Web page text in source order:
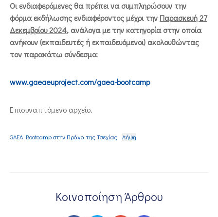
Οι ενδιαφερόμενες θα πρέπει να συμπληρώσουν την
φόρμα εκδήλωσης ενδιαφέροντος μέχρι την Παρασκευή 27
Δεκεμβρίου 2024, ανάλογα με την κατηγορία στην οποία
ανήκουν (εκπαιδευτές ή εκπαιδευόμενοι) ακολουθώντας
τον παρακάτω σύνδεσμο:
www.gaeaeuproject.com/gaea-bootcamp
Επισυναπτόμενο αρχείο.
GAEA Bootcamp στην Πράγα της Τσεχίας Λήψη
Κοινοποίηση Άρθρου